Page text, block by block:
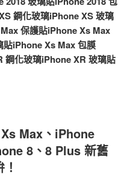
鋼化玻璃iPhone XS 玻璃
保護貼iPhone Xs Max
貼iPhone Xs Max 包膜
鋼化玻璃iPhone XR 玻璃貼
Max、iPhone
8、8 Plus 新舊